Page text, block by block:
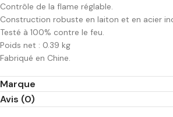
Contrôle de la flame réglable.
Construction robuste en laiton et en acier
Testé à 100% contre le feu.
Poids net : 0.39 kg
Fabriqué en Chine.
Marque
Avis (0)